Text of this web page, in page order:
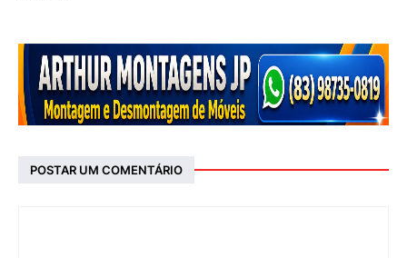
POSTAR UM COMENTÁRIO